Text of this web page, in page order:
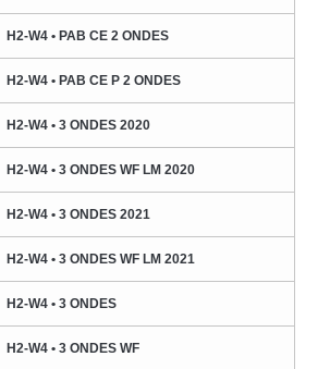
H2-W4 • PAB CE 2 ONDES
H2-W4 • PAB CE P 2 ONDES
H2-W4 • 3 ONDES 2020
H2-W4 • 3 ONDES WF LM 2020
H2-W4 • 3 ONDES 2021
H2-W4 • 3 ONDES WF LM 2021
H2-W4 • 3 ONDES
H2-W4 • 3 ONDES WF